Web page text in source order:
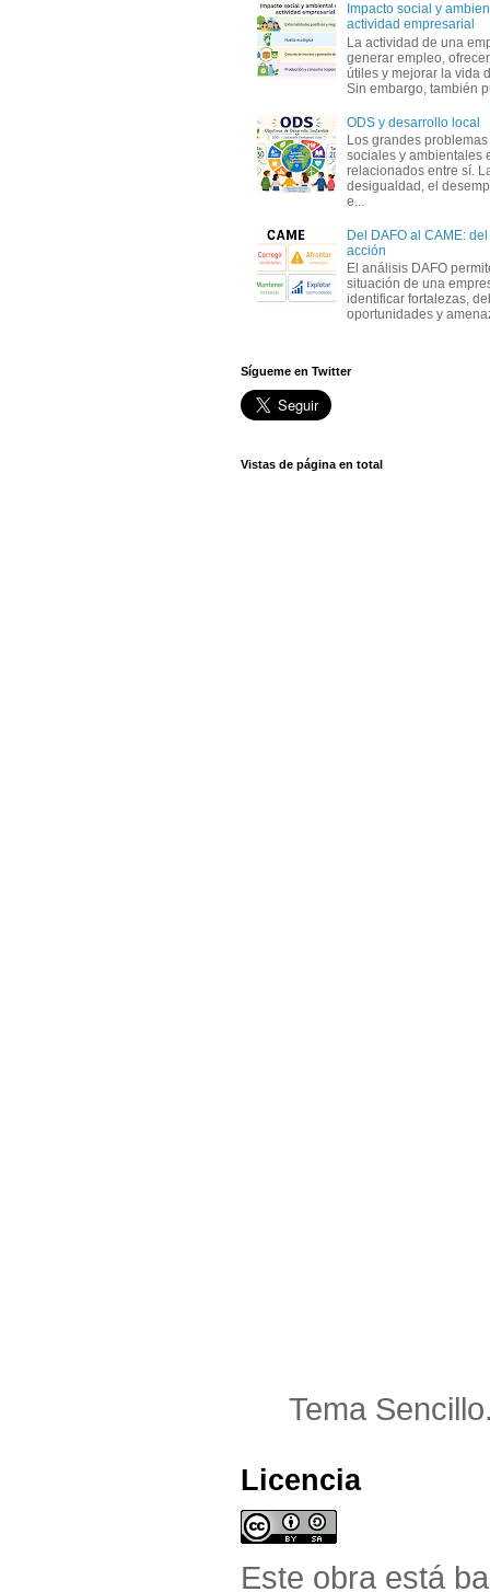
Impacto social y
actividad empresarial
La actividad de una
generar empleo,
útiles y mejorar la vida
Sin embargo, también
ODS y desarrollo local
Los grandes
sociales y ambientales
relacionados entre sí.
desigualdad, el
e...
Del DAFO al CAME:
acción
El análisis DAFO
situación de una
identificar fortalezas,
oportunidades y
Sígueme en Twitter
Vistas de página en total
Tema
Licencia
Este obra está